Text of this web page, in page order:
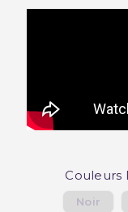
Couleurs
Noir